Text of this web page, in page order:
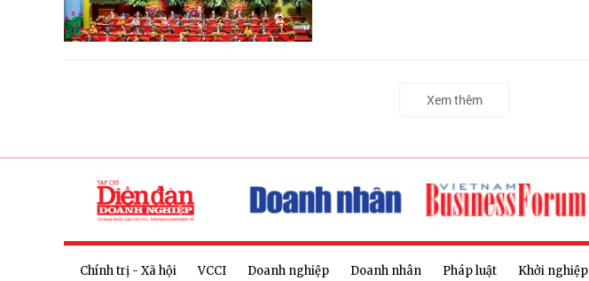
Xem thêm
Chính trị - Xã hội VCCI Doanh nghiệp Doanh nhân Pháp luật Khởi nghiệp